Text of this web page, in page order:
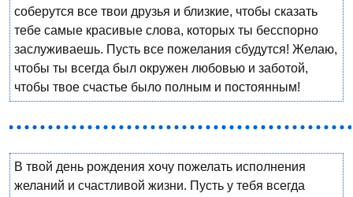
соберутся все твои друзья и близкие, чтобы сказать
тебе самые красивые слова, которых ты бесспорно
заслуживаешь. Пусть все пожелания сбудутся! Желаю,
чтобы ты всегда был окружен любовью и заботой,
чтобы твое счастье было полным и постоянным!
В твой день рождения хочу пожелать исполнения
желаний и счастливой жизни. Пусть у тебя всегда